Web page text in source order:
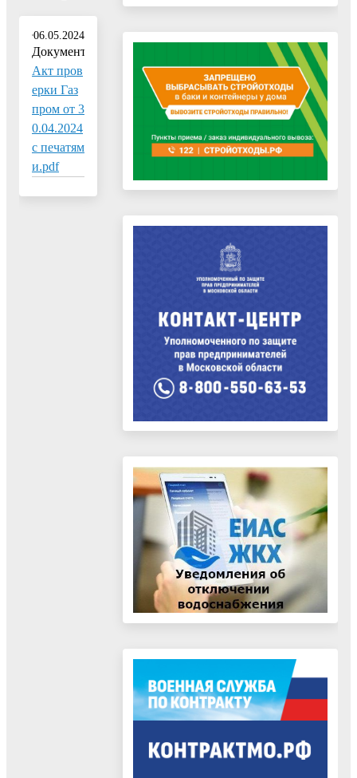
06.05.2024
Документ:
Акт пров
ерки Газ
пром от 3
0.04.2024
с печатям
и.pdf